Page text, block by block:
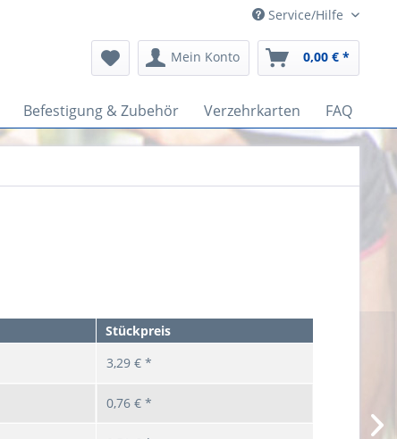
Service/Hilfe
Mein Konto 0,00 € *
Befestigung & Zubehör Verzehrkarten FAQ
Stückpreis
3,29 € *
0,76 € *